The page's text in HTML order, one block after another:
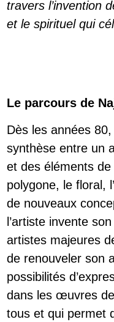
travers l’invention
et le spirituel qui
Le parcours de
Dès les années
synthèse entre un
et des éléments de
polygone, le floral,
de nouveaux
l’artiste invente
artistes majeures
de renouveler son
possibilités
dans les œuvres
tous et qui permet